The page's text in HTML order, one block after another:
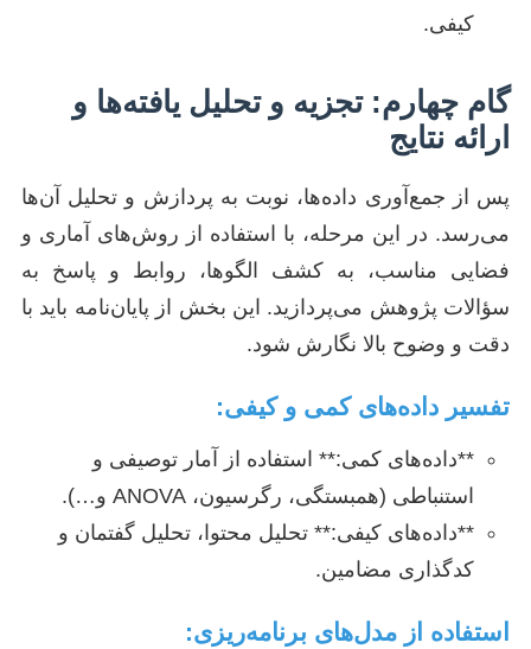
کیفی.
گام چهارم: تجزیه و تحلیل یافته‌ها و
ارائه نتایج
پس از جمع‌آوری داده‌ها، نوبت به پردازش و تحلیل آن‌ها
می‌رسد. در این مرحله، با استفاده از روش‌های آماری و
فضایی مناسب، به کشف الگوها، روابط و پاسخ به
سؤالات پژوهش می‌پردازید. این بخش از پایان‌نامه باید با
دقت و وضوح بالا نگارش شود.
تفسیر داده‌های کمی و کیفی:
**داده‌های کمی:** استفاده از آمار توصیفی و
استنباطی (همبستگی، رگرسیون، ANOVA و…).
**داده‌های کیفی:** تحلیل محتوا، تحلیل گفتمان و
کدگذاری مضامین.
استفاده از مدل‌های برنامه‌ریزی: